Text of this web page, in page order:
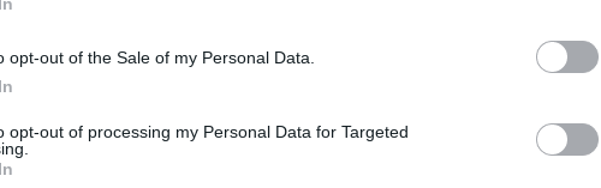
opt-out of the Sale of my Personal Data.
opt-out of processing my Personal Data for Targeted
13:54
NEWSROOM
Ρέβη απαντά
PARAPOLITIKA NEWSROOM
"Τώρα μαζί" στο Οpen η
Αποδέχομαι τουςόρους χρήσης